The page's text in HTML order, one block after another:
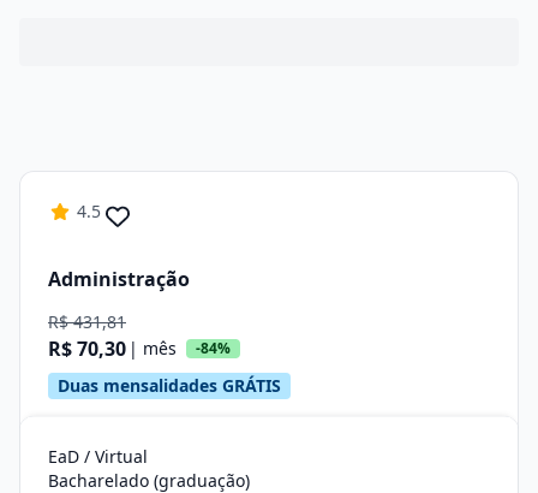
4.5
Administração
R$ 431,81
R$ 70,30 | mês -84%
Duas mensalidades GRÁTIS
EaD / Virtual
Bacharelado (graduação)